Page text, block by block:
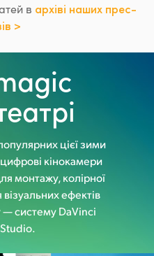
в архіві наших прес-
>
цієї зими
кінокамери
монтажу, колірної
візуальних ефектів
— систему DaVinci